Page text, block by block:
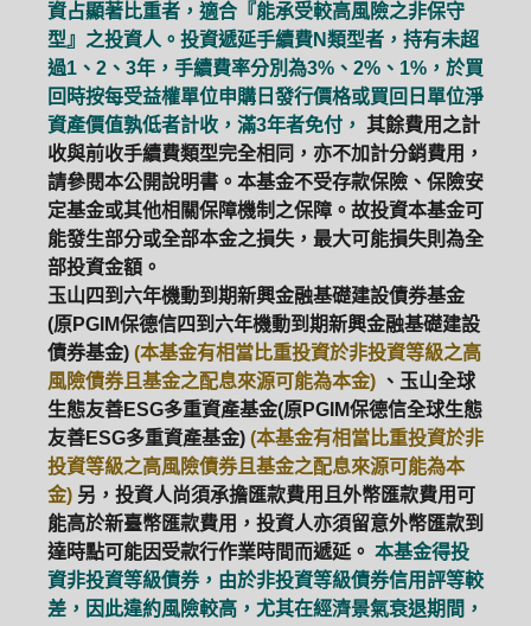
資占顯著比重者，適合『能承受較高風險之非保守
型』之投資人。投資遞延手續費N類型者，持有未超
過1、2、3年，手續費率分別為3%、2%、1%，於買
回時按每受益權單位申購日發行價格或買回日單位淨
資產價值孰低者計收，滿3年者免付， 其餘費用之計
收與前收手續費類型完全相同，亦不加計分銷費用，
請參閱本公開說明書。本基金不受存款保險、保險安
定基金或其他相關保障機制之保障。故投資本基金可
能發生部分或全部本金之損失，最大可能損失則為全
部投資金額。
玉山四到六年機動到期新興金融基礎建設債券基金
(原PGIM保德信四到六年機動到期新興金融基礎建設
債券基金) (本基金有相當比重投資於非投資等級之高
風險債券且基金之配息來源可能為本金) 、玉山全球
生態友善ESG多重資產基金(原PGIM保德信全球生態
友善ESG多重資產基金) (本基金有相當比重投資於非
投資等級之高風險債券且基金之配息來源可能為本
金) 另，投資人尚須承擔匯款費用且外幣匯款費用可
能高於新臺幣匯款費用，投資人亦須留意外幣匯款到
達時點可能因受款行作業時間而遞延。 本基金得投
資非投資等級債券，由於非投資等級債券信用評等較
差，因此違約風險較高，尤其在經濟景氣衰退期間，